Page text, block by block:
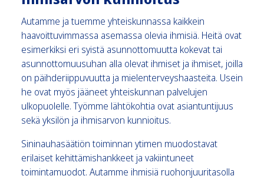
Autamme ja tuemme yhteiskunnassa kaikkein
haavoittuvimmassa asemassa olevia ihmisiä. Heitä ovat
esimerkiksi eri syistä asunnottomuutta kokevat tai
asunnottomuusuhan alla olevat ihmiset ja ihmiset, joilla
on päihderiippuvuutta ja mielenterveyshaasteita. Usein
he ovat myös jääneet yhteiskunnan palvelujen
ulkopuolelle. Työmme lähtökohtia ovat asiantuntijuus
sekä yksilön ja ihmisarvon kunnioitus.
Sininauhasäätiön toiminnan ytimen muodostavat
erilaiset kehittämishankkeet ja vakiintuneet
toimintamuodot. Autamme ihmisiä ruohonjuuritasolla